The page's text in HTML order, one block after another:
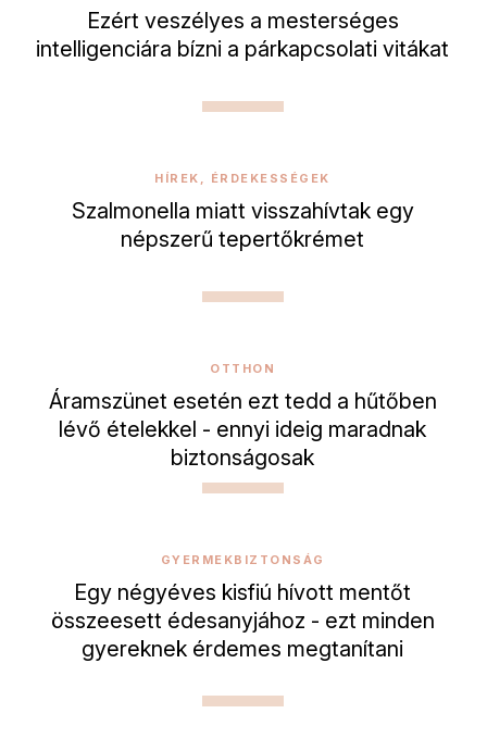
Ezért veszélyes a mesterséges
intelligenciára bízni a párkapcsolati vitákat
HÍREK, ÉRDEKESSÉGEK
Szalmonella miatt visszahívtak egy
népszerű tepertőkrémet
OTTHON
Áramszünet esetén ezt tedd a hűtőben
lévő ételekkel - ennyi ideig maradnak
biztonságosak
GYERMEKBIZTONSÁG
Egy négyéves kisfiú hívott mentőt
összeesett édesanyjához - ezt minden
gyereknek érdemes megtanítani